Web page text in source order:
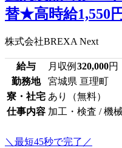
替★高時給1,550
株式会社BREXA Next
給与 月収例 320,000円
勤務地
宮城県 亘理町
寮・社宅 あり（無料）
仕事内容 加工・検査 / 機
＼最短45秒で完了／